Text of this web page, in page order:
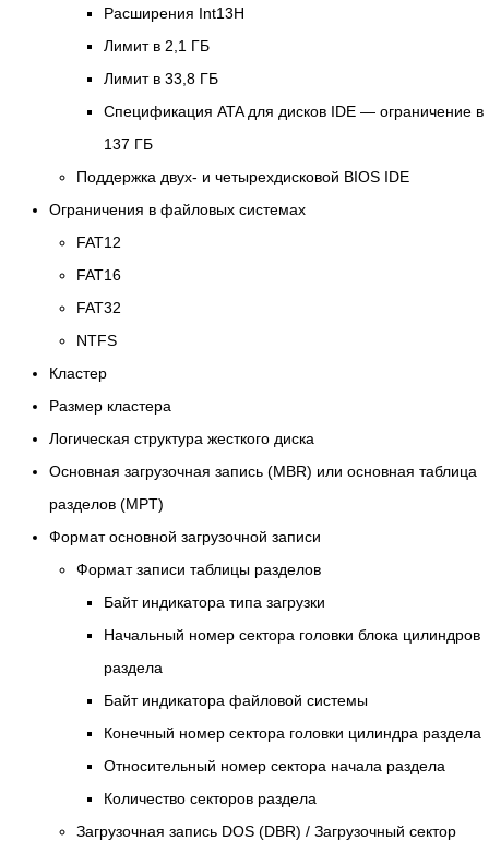
Расширения Int13H
Лимит в 2,1 ГБ
Лимит в 33,8 ГБ
Спецификация ATA для дисков IDE — ограничение в
137 ГБ
Поддержка двух- и четырехдисковой BIOS IDE
Ограничения в файловых системах
FAT12
FAT16
FAT32
NTFS
Кластер
Размер кластера
Логическая структура жесткого диска
Основная загрузочная запись (MBR) или основная таблица
разделов (MPT)
Формат основной загрузочной записи
Формат записи таблицы разделов
Байт индикатора типа загрузки
Начальный номер сектора головки блока цилиндров
раздела
Байт индикатора файловой системы
Конечный номер сектора головки цилиндра раздела
Относительный номер сектора начала раздела
Количество секторов раздела
Загрузочная запись DOS (DBR) / Загрузочный сектор